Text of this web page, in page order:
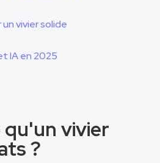
vivier solide
IA en 2025
vivier
?